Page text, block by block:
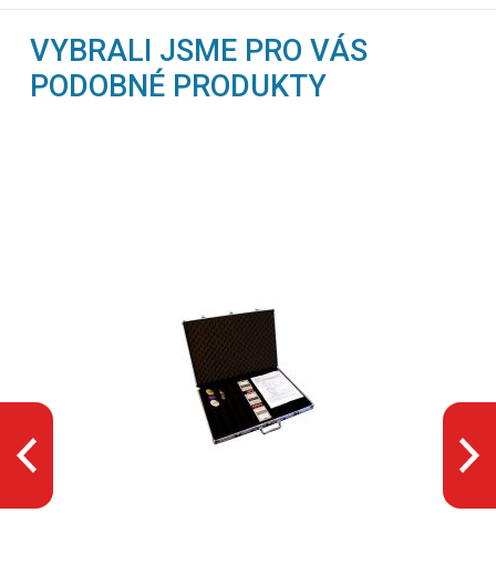
VYBRALI JSME PRO VÁS
PODOBNÉ PRODUKTY